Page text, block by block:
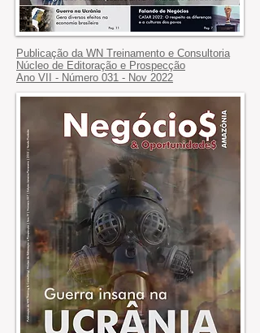
Publicação da WN Treinamento e Consultoria
Núcleo de Editoração e Prospecção
Ano VII - Número 031 - Nov 2022